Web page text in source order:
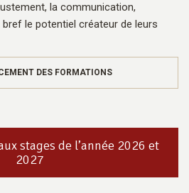
la communication,
bref le potentiel créateur de leurs
DES FORMATIONS
stages de l’année 2026 et
2027